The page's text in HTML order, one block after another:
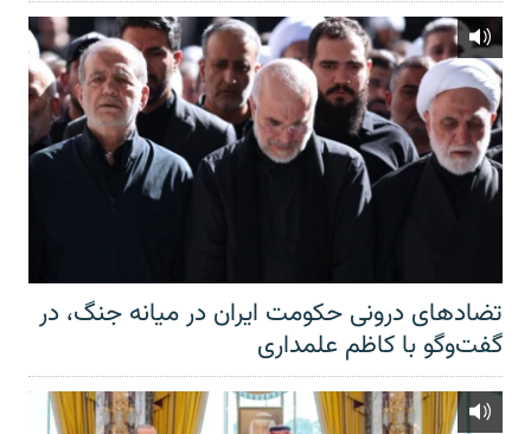
تضادهای درونی حکومت ایران در میانه جنگ، در
گفت‌‌وگو با کاظم علمداری